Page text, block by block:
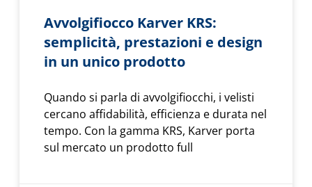
Avvolgifiocco Karver KRS:
semplicità, prestazioni e design
in un unico prodotto
Quando si parla di avvolgifiocchi, i velisti
cercano affidabilità, efficienza e durata nel
tempo. Con la gamma KRS, Karver porta
sul mercato un prodotto full